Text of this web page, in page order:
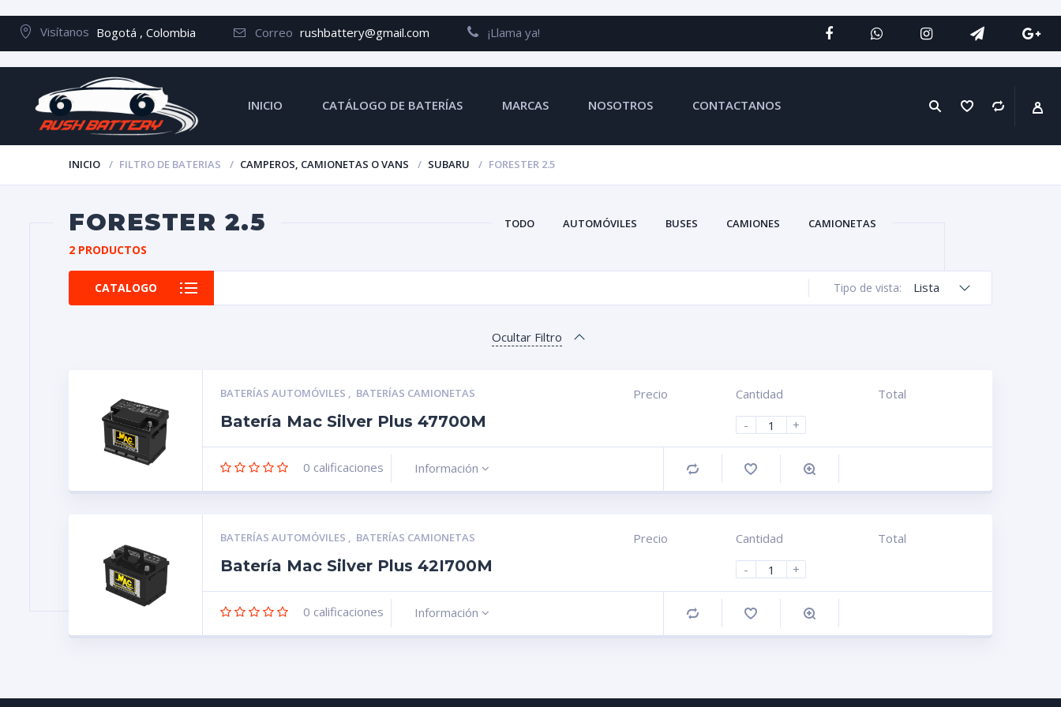
Visítanos Bogotá , Colombia Correo rushbattery@gmail.com ¡Llama ya!
INICIO CATÁLOGO DE BATERÍAS MARCAS NOSOTROS CONTACTANOS
INICIO FILTRO DE BATERIAS CAMPEROS, CAMIONETAS O VANS SUBARU FORESTER 2.5
FORESTER 2.5 TODO AUTOMÓVILES BUSES CAMIONES CAMIONETAS
2 PRODUCTOS
CATALOGO Tipo de vista: Lista
Ocultar Filtro
BATERÍAS AUTOMÓVILES , BATERÍAS CAMIONETAS
Batería Mac Silver Plus 47700M
Precio
Cantidad
-
+
Total
0 calificaciones Información Comprar
BATERÍAS AUTOMÓVILES , BATERÍAS CAMIONETAS
Batería Mac Silver Plus 42I700M
Precio
Cantidad
-
+
Total
0 calificaciones Información Comprar